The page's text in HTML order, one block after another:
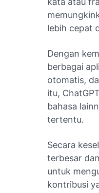
lebih cepat
Dengan
berbagai
otomatis,
itu,
bahasa
tertentu.
Secara
terbesar
untuk
kontribusi